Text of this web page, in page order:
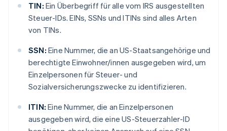
TIN: Ein Überbegriff für alle vom IRS ausgestellten
Steuer-IDs. EINs, SSNs und ITINs sind alles Arten
von TINs.
SSN: Eine Nummer, die an US-Staatsangehörige und
berechtigte Einwohner/innen ausgegeben wird, um
Einzelpersonen für Steuer- und
Sozialversicherungszwecke zu identifizieren.
ITIN: Eine Nummer, die an Einzelpersonen
ausgegeben wird, die eine US-Steuerzahler-ID